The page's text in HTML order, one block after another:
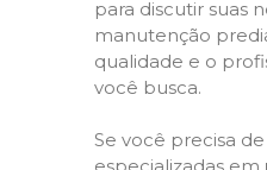
para discutir suas
manutenção
qualidade e o
você busca.
Se você precisa